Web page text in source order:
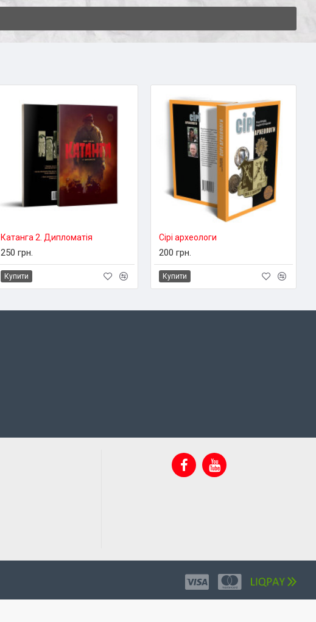
Катанга 2. Дипломатія
250 грн.
Купити
Сірі археологи
200 грн.
Купити